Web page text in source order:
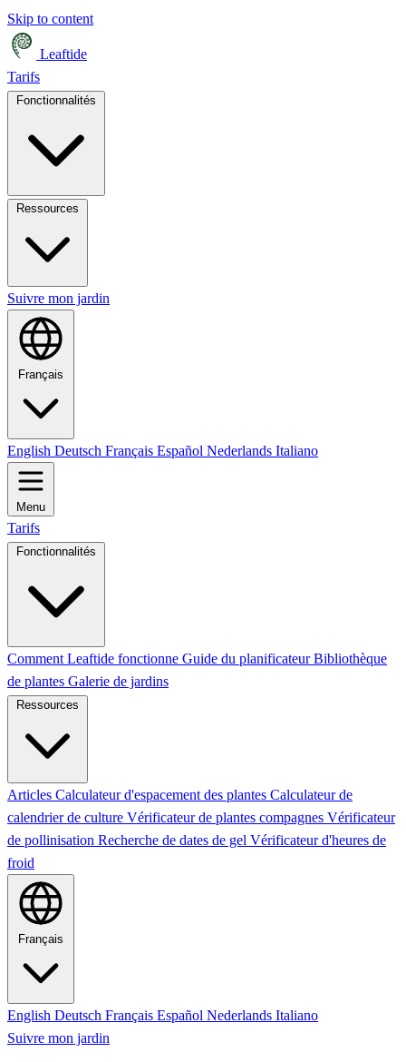
Skip to content
Leaftide
Tarifs
Suivre mon jardin
Français
English Deutsch Français Español Nederlands Italiano
Menu
Tarifs
Fonctionnalités
Comment Leaftide fonctionne Guide du planificateurBibliothèque
de plantes Galerie de jardins
Ressources
Articles Calculateur d'espacement des plantes Calculateur de
calendrier de culture Vérificateur de plantes compagnes Vérificateur
de pollinisation Recherche de dates de gel Vérificateur d'heures de
froid
Français
English Deutsch Français Español Nederlands Italiano
Suivre mon jardin